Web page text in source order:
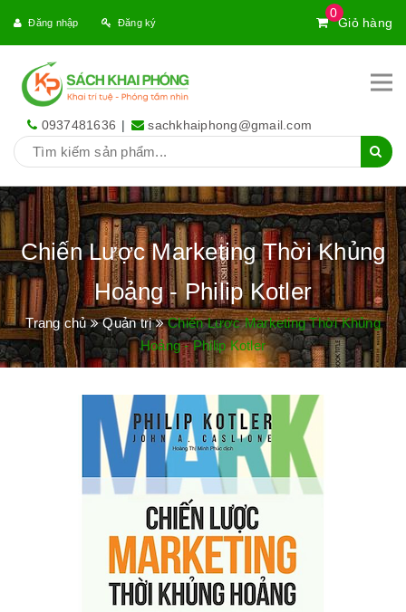
0
Giỏ hàng
Đăng nhập Đăng ký
0937481636 | sachkhaiphong@gmail.com
Chiến Lược Marketing Thời Khủng
Hoảng - Philip Kotler
Trang chủ Quản trị
Chiến Lược Marketing Thời Khủng
Hoảng - Philip Kotler